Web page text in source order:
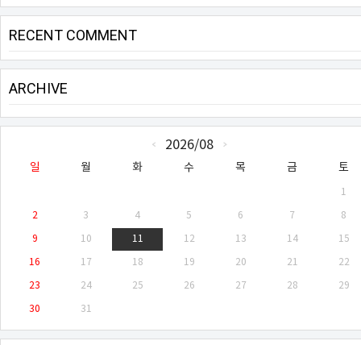
RECENT COMMENT
ARCHIVE
« 2026/08 »
일 월 화 수 목 금 토
1
2 3 4 5 6 7 8
9 10 11 12 13 14 15
16 17 18 19 20 21 22
23 24 25 26 27 28 29
30 31